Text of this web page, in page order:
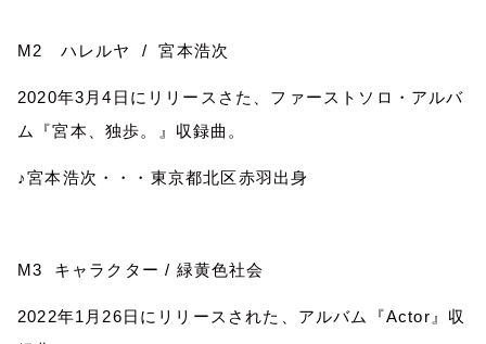
M2 ハレルヤ / 宮本浩次
2020年3 月4 日にリリースさた、ファーストソロ・アルバ
ム『宮本、独歩。』収録曲。
♪宮本浩次・・・東京都北区赤羽出身
M3 キャラクター / 緑黄色社会
2022年1 月 26日にリリースされた、アルバム『Actor 』収